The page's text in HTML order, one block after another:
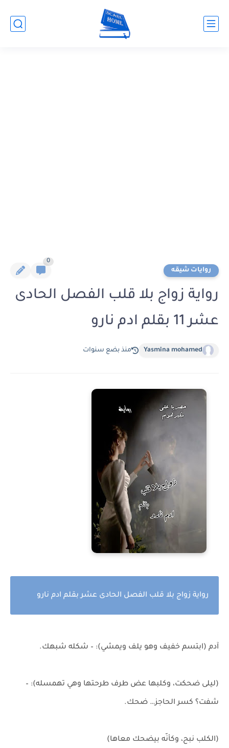
روايات شيقه
0
رواية زواج بلا قلب الفصل الحادى
عشر 11 بقلم ادم نارو
Yasmina mohamed منذ بضع سنوات
رواية زواج بلا قلب الفصل الحادى عشر بقلم ادم نارو
آدم (ابتسم خفيف وهو يلف ويمشي): – شكله شبهك.
(ليلى ضحكت، وكلبها عض طرف طرحتها وهي تهمسله): –
شفت؟ كسر الحاجز… ضحك.
(الكلب نبح، وكأنّه بيضحك معاها)